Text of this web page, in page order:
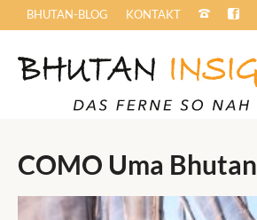
BHUTAN-BLOG KONTAKT
COMO Uma Bhutan